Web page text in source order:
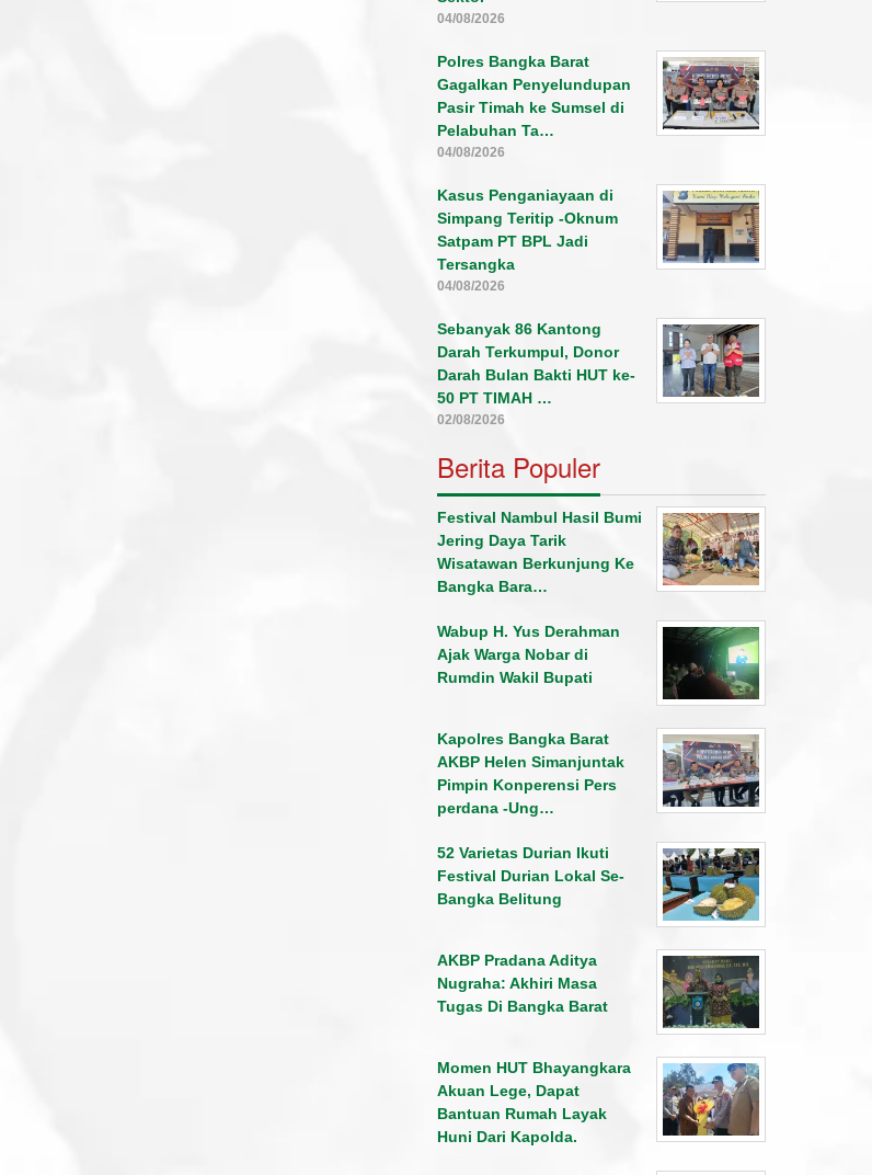
04/08/2026
Polres Bangka Barat
Gagalkan Penyelundupan
Pasir Timah ke Sumsel di
Pelabuhan Ta…
04/08/2026
Kasus Penganiayaan di
Simpang Teritip -Oknum
Satpam PT BPL Jadi
Tersangka
04/08/2026
Sebanyak 86 Kantong
Darah Terkumpul, Donor
Darah Bulan Bakti HUT ke-
50 PT TIMAH …
02/08/2026
Berita Populer
Festival Nambul Hasil Bumi
Jering Daya Tarik
Wisatawan Berkunjung Ke
Bangka Bara…
Wabup H. Yus Derahman
Ajak Warga Nobar di
Rumdin Wakil Bupati
Kapolres Bangka Barat
AKBP Helen Simanjuntak
Pimpin Konperensi Pers
perdana -Ung…
52 Varietas Durian Ikuti
Festival Durian Lokal Se-
Bangka Belitung
AKBP Pradana Aditya
Nugraha: Akhiri Masa
Tugas Di Bangka Barat
Momen HUT Bhayangkara
Akuan Lege, Dapat
Bantuan Rumah Layak
Huni Dari Kapolda.